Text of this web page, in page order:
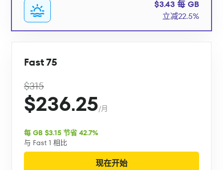
$3.43 每 GB
立减22.5%
Fast 75
$315
$236.25/月
每 GB $3.15 节省 42.7%
与 Fast 1 相比
现在开始